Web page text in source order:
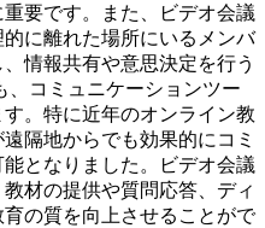
要です。また、ビデオ会議
に離れた場所にいるメンバ
情報共有や意思決定を行う
、コミュニケーションツー
。特に近年のオンライン教
隔地からでも効果的にコミ
となりました。ビデオ会議
材の提供や質問応答、ディ
の質を向上させることがで